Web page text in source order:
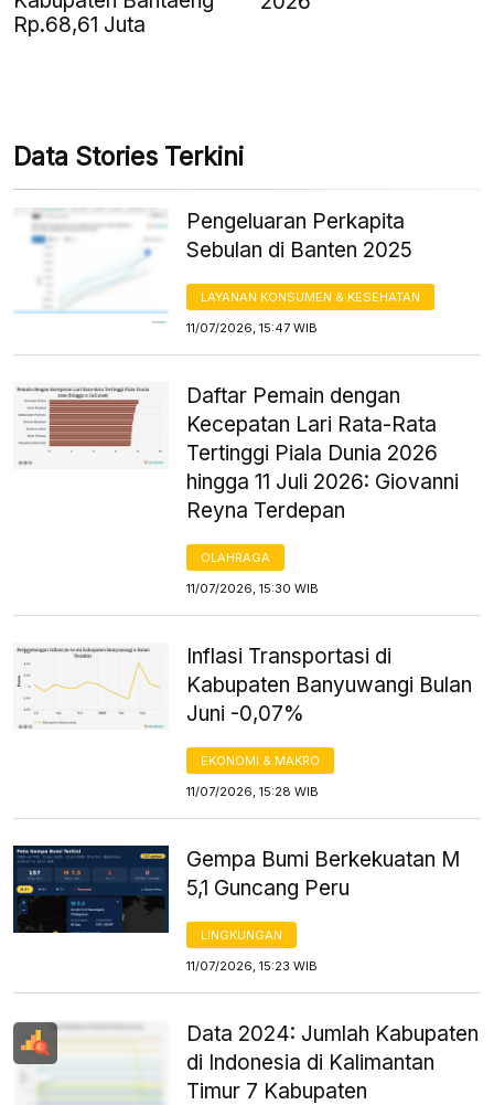
Rp.68,61 Juta
Data Stories Terkini
Pengeluaran Perkapita
Sebulan di Banten 2025
LAYANAN KONSUMEN & KESEHATAN
11/07/2026, 15:47 WIB
Daftar Pemain dengan
Kecepatan Lari Rata-Rata
Tertinggi Piala Dunia 2026
hingga 11 Juli 2026: Giovanni
Reyna Terdepan
OLAHRAGA
11/07/2026, 15:30 WIB
Inflasi Transportasi di
Kabupaten Banyuwangi Bulan
Juni -0,07%
EKONOMI & MAKRO
11/07/2026, 15:28 WIB
Gempa Bumi Berkekuatan M
5,1 Guncang Peru
LINGKUNGAN
11/07/2026, 15:23 WIB
Data 2024: Jumlah Kabupaten
di Indonesia di Kalimantan
Timur 7 Kabupaten